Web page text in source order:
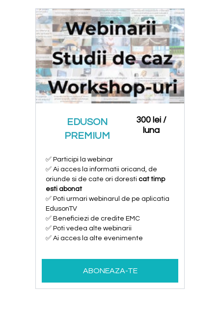
EDUSON
PREMIUM
300 lei /
luna
✅ Participi la webinar
✅ Ai acces la informatii oricand, de
oriunde si de cate ori doresti cat timp
esti abonat
✅ Poti urmari webinarul de pe aplicatia
EdusonTV
✅ Beneficiezi de credite EMC
✅ Poti vedea alte webinarii
✅ Ai acces la alte evenimente
ABONEAZA-TE